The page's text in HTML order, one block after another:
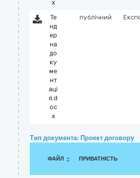
x
Те
нд
ер
на
до
ку
ме
нт
аці
я.d
oc
x
публічний
Тип документа: Проект договору
ФАЙЛ ПРИВАТНІСТЬ